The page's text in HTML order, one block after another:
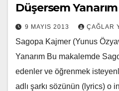
Düşersem
9 MAYIS 2013 ÇAĞLAR
Sagopa Kajmer (Yunus
Yanarım Bu makalemde
edenler ve öğrenmek
adlı şarkı sözünün (lyrics) o